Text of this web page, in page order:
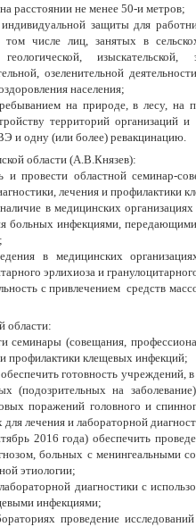
расстоянии не менее 50-и метров;
защиты для
числе лиц, занятых в
изыскательской,
озеленительной
населения;
на природе, в лесу, на
территорий организаций
и одну (или более) ревакцинацию.
области (А.В.Князев):
и провести областной семинар-
лечения и профилактики
в медицинских
больных инфекциями,
в медицинских
эрлихиоза и
с привлечением средств
области:
семинары (совещания,
профилактики клещевых инфекций;
готовность учреждений,
(подозрительных на
поражений головного и
лечения и лабораторной
2016 года) обеспечить
больных с менингеальными
этиологии;
диагностики с
инфекциями;
проведение